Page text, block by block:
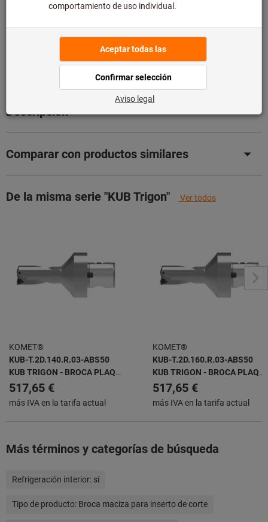
Añadir a la lista de deseos Compartir artículo
Detalles de producto
Descripción
Comparar con productos similares
De la misma serie "KUB Trigon" Ver todos
KOMET®
KUB-T.2D.140.R.03-ABS50
KUB TRIGON - BROCA PLAQ.
INTERCAMBIABLES
517,65 €
más IVA en la tarifa actual
KOMET®
KUB-T.2D.160.R.03-ABS50
KUB TRIGON - BROCA PLAQ.
INTERCAMBIABLES
517,65 €
más IVA en la tarifa actual
Más términos y categorías de búsqueda
Refrigeración interior: sí
Tipo de producto: Broca maciza para inserto de corte